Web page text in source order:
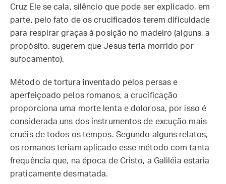
Cruz Ele se cala, silêncio que pode ser explicado, em
parte, pelo fato de os crucificados terem dificuldade
para respirar graças à posição no madeiro (alguns, a
propósito, sugerem que Jesus teria morrido por
sufocamento).
Método de tortura inventado pelos persas e
aperfeiçoado pelos romanos, a crucificação
proporciona uma morte lenta e dolorosa, por isso é
considerada uns dos instrumentos de excução mais
cruéis de todos os tempos. Segundo alguns relatos,
os romanos teriam aplicado esse método com tanta
frequência que, na época de Cristo, a Galiléia estaria
praticamente desmatada.